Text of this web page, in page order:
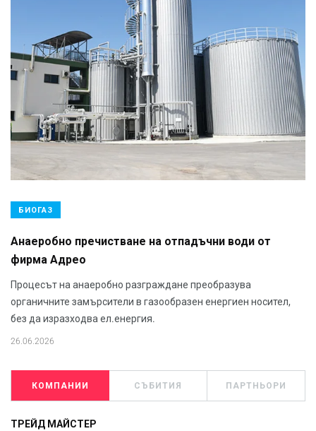
БИОГАЗ
Анаеробно пречистване на отпадъчни води от
фирма Адрео
Процесът на анаеробно разграждане преобразува
органичните замърсители в газообразен енергиен носител,
без да изразходва ел.енергия.
26.06.2026
КОМПАНИИ СЪБИТИЯ ПАРТНЬОРИ
ТРЕЙД МАЙСТЕР